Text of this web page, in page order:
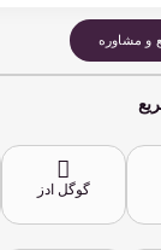
و مشاوره
گوگل ادز